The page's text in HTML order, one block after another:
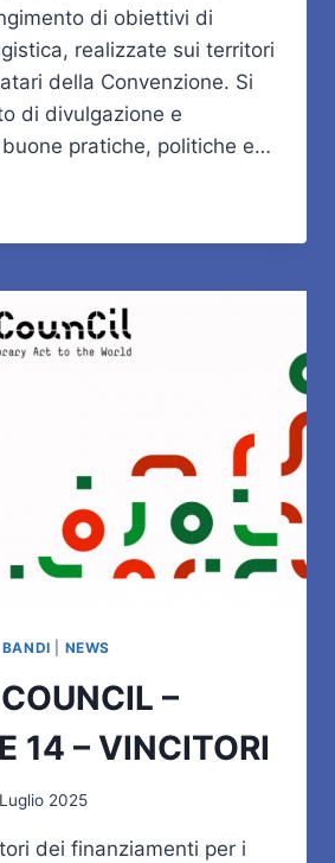
di obiettivi di
realizzate sui territori
della Convenzione. Si
di divulgazione e
pratiche, politiche e…
BANDI NEWS
–
14 – VINCITORI
2025
dei finanziamenti per i